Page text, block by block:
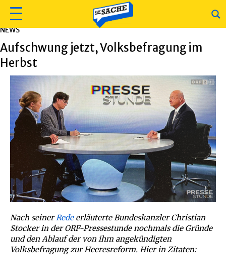
NEWS
Aufschwung jetzt, Volksbefragung im
Herbst
Nach seinerRedeerläuterte Bundeskanzler Christian
Stocker in der ORF-Pressestunde nochmals die Gründe
und den Ablauf der von ihm angekündigten
Volksbefragung zur Heeresreform. Hier in Zitaten: